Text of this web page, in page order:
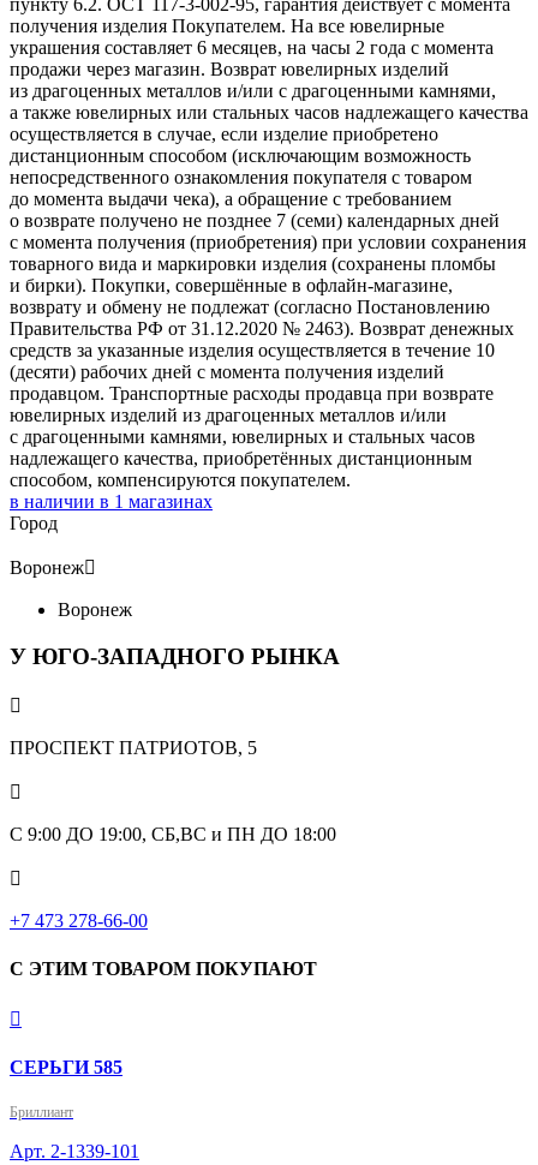
получения изделия Покупателем. На все ювелирные
украшения составляет 6 месяцев, на часы 2 года с момента
продажи через магазин. Возврат ювелирных изделий
из драгоценных металлов и/или с драгоценными камнями,
а также ювелирных или стальных часов надлежащего качества
осуществляется в случае, если изделие приобретено
дистанционным способом (исключающим возможность
непосредственного ознакомления покупателя с товаром
до момента выдачи чека), а обращение с требованием
о возврате получено не позднее 7 (семи) календарных дней
с момента получения (приобретения) при условии сохранения
товарного вида и маркировки изделия (сохранены пломбы
и бирки). Покупки, совершённые в офлайн-магазине,
возврату и обмену не подлежат (согласно Постановлению
Правительства РФ от 31.12.2020 № 2463). Возврат денежных
средств за указанные изделия осуществляется в течение 10
(десяти) рабочих дней с момента получения изделий
продавцом. Транспортные расходы продавца при возврате
ювелирных изделий из драгоценных металлов и/или
с драгоценными камнями, ювелирных и стальных часов
надлежащего качества, приобретённых дистанционным
способом, компенсируются покупателем.
в наличии в 1 магазинах
Город
Воронеж
Воронеж
У ЮГО-ЗАПАДНОГО РЫНКА

ПРОСПЕКТ ПАТРИОТОВ, 5

С 9:00 ДО 19:00, СБ,ВС и ПН ДО 18:00

+7 473 278-66-00
С ЭТИМ ТОВАРОМ ПОКУПАЮТ

СЕРЬГИ 585
Бриллиант
Арт. 2-1339-101